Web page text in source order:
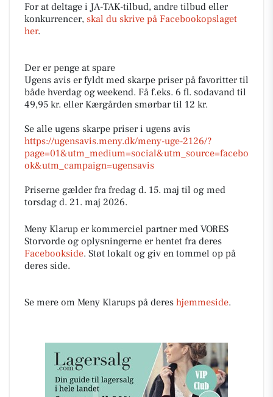
For at deltage i JA-TAK-tilbud, andre tilbud eller
konkurrencer, skal du skrive på Facebookopslaget
her.
Der er penge at spare
Ugens avis er fyldt med skarpe priser på favoritter til
både hverdag og weekend. Få f.eks. 6 fl. sodavand til
49,95 kr. eller Kærgården smørbar til 12 kr.
Se alle ugens skarpe priser i ugens avis
https://ugensavis.meny.dk/meny-uge-2126/?
page=01&utm_medium=social&utm_source=facebo
ok&utm_campaign=ugensavis
Priserne gælder fra fredag d. 15. maj til og med
torsdag d. 21. maj 2026.
Meny Klarup er kommerciel partner med VORES
Storvorde og oplysningerne er hentet fra deres
Facebookside. Støt lokalt og giv en tommel op på
deres side.
Se mere om Meny Klarups på deres hjemmeside.